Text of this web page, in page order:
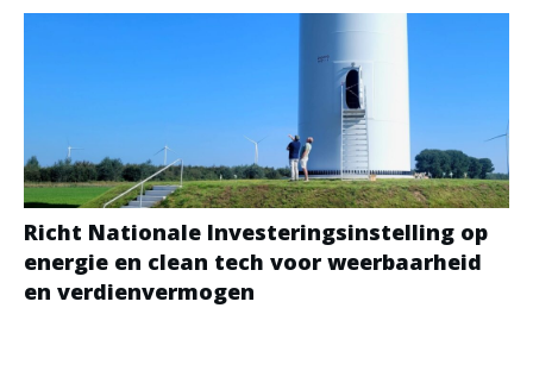
Richt Nationale Investeringsinstelling op
energie en clean tech voor weerbaarheid
en verdienvermogen